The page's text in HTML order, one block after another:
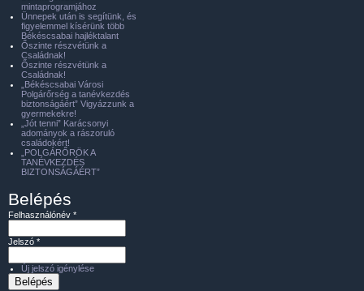
mintaprogramjához
Ünnepek után is segítünk, és
figyelemmel kísérünk több
Békéscsabai hajléktalant
Őszinte részvétünk a
Családnak!
Őszinte részvétünk a
Családnak!
„Békéscsabai Városi
Polgárőrség a tanévkezdés
biztonságáért” Vigyázzunk a
gyermekekre!
„Jót tenni” Karácsonyi
adományok a rászoruló
családokért!
„POLGÁRŐRÖK A
TANÉVKEZDÉS
BIZTONSÁGÁÉRT”
Belépés
Felhasználónév *
Jelszó *
Új jelszó igénylése